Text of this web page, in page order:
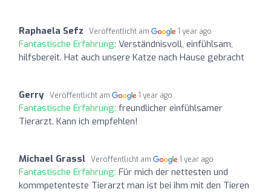
Raphaela Sefz Veröffentlicht am 1 year ago
Fantastische Erfahrung: Verständnisvoll, einfühlsam,
hilfsbereit. Hat auch unsere Katze nach Hause gebracht
Gerry Veröffentlicht am 1 year ago
Fantastische Erfahrung: freundlicher einfühlsamer
Tierarzt. Kann ich empfehlen!
Michael Grassl Veröffentlicht am 1 year ago
Fantastische Erfahrung: Für mich der nettesten und
kommpetenteste Tierarzt man ist bei ihm mit den Tieren